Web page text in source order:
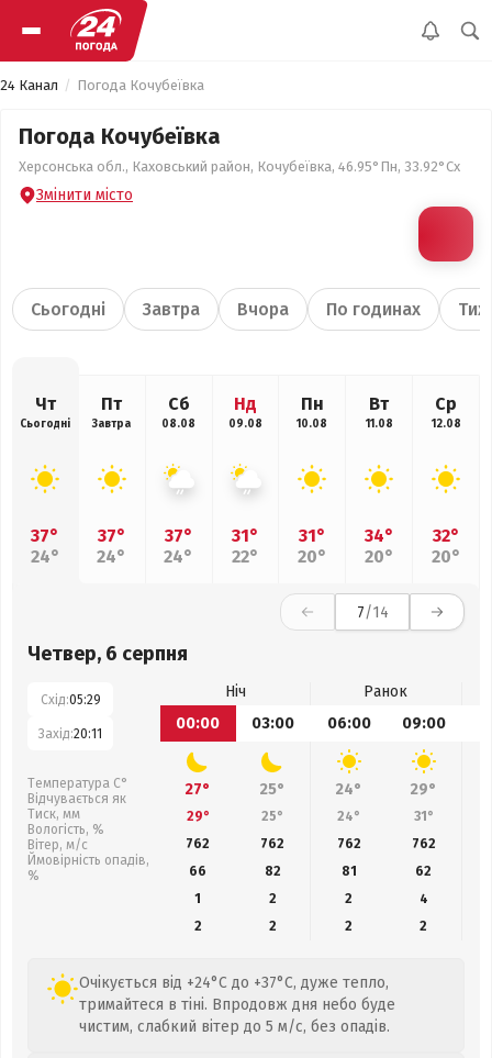
24 Канал Погода Кочубеївка
Погода Кочубеївка
Херсонська обл., Каховський район, Кочубеївка, 46.95°Пн, 33.92°Сх
Змінити місто
Сьогодні Завтра Вчора По годинах
Чт
Сьогодні
37°
24°
Пт
Завтра
37°
24°
Сб
08.08
37°
24°
Нд
09.08
31°
22°
Пн
10.08
31°
20°
Вт
11.08
34°
20°
Ср
12.08
32°
20°
7/14
Четвер, 6 серпня
Схід:05:29
Захід:20:11
Температура С°
Відчувається як
Тиск, мм
Вологість, %
Вітер, м/с
Ймовірність опадів,
%
Ніч
Ранок
00:00
03:00 06:00 09:00
27° 25° 24° 29°
29° 25° 24° 31°
762
762 762 762
66
82 81 62
1
2 2
4
2
2 2 2
Очікується від +24°C до +37°C, дуже тепло,
тримайтеся в тіні. Впродовж дня небо буде
чистим, слабкий вітер до 5 м/с, без опадів.